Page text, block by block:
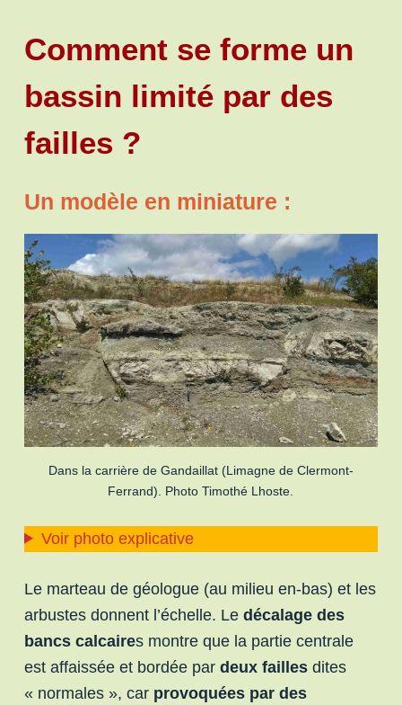
Comment se forme un
bassin limité par des
failles ?
Un modèle en miniature :
Dans la carrière de Gandaillat (Limagne de Clermont-
Ferrand). Photo Timothé Lhoste.
Voir photo explicative
Le marteau de géologue (au milieu en-bas) et les
arbustes donnent l’échelle. Ledécalage des
bancs calcaires montre que la partie centrale
est affaissée et bordée par deux failles dites
« normales », car provoquées par des